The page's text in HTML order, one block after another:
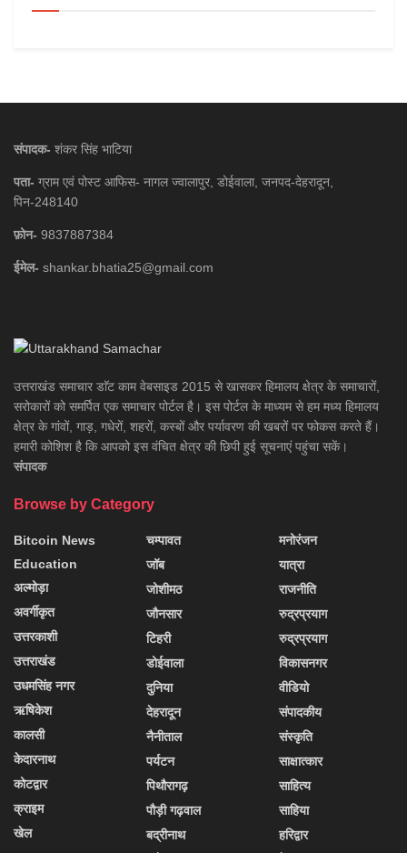
संपादक- शंकर सिंह भाटिया
पता- ग्राम एवं पोस्ट आफिस- नागल ज्वालापुर, डोईवाला, जनपद-देहरादून,
पिन-248140
फ़ोन- 9837887384
ईमेल- shankar.bhatia25@gmail.com
उत्तराखंड समाचार डाॅट काम वेबसाइड 2015 से खासकर हिमालय क्षेत्र के समाचारों,
सरोकारों को समर्पित एक समाचार पोर्टल है। इस पोर्टल के माध्यम से हम मध्य हिमालय
क्षेत्र के गांवों, गाड़, गधेरों, शहरों, कस्बों और पर्यावरण की खबरों पर फोकस करते हैं।
हमारी कोशिश है कि आपको इस वंचित क्षेत्र की छिपी हुई सूचनाएं पहुंचा सकें।
संपादक
Browse by Category
Bitcoin News
Education
अल्मोड़ा
अवर्गीकृत
उत्तरकाशी
उत्तराखंड
उधमसिंह नगर
ऋषिकेश
कालसी
केदारनाथ
कोटद्वार
क्राइम
खेल
चम्पावत
जॉब
जोशीमठ
जौनसार
टिहरी
डोईवाला
दुनिया
देहरादून
नैनीताल
पर्यटन
पिथौरागढ़
पौड़ी गढ़वाल
बद्रीनाथ
मनोरंजन
यात्रा
राजनीति
रुद्रप्रयाग
रुद्रप्रयाग
विकासनगर
वीडियो
संपादकीय
संस्कृति
साक्षात्कार
साहित्य
साहिया
हरिद्वार